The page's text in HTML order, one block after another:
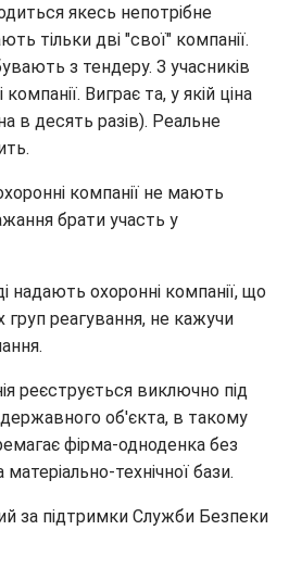
якесь непотрібне
тільки дві "свої" компанії.
з тендеру. З учасників
Виграє та, у якій ціна
в десять разів). Реальне
компанії не мають
брати участь у
надають охоронні компанії, що
груп реагування, не кажучи
реєструється виключно під
об'єкта, в такому
фірма-одноденка без
технічної бази.
за підтримки Служби Безпеки